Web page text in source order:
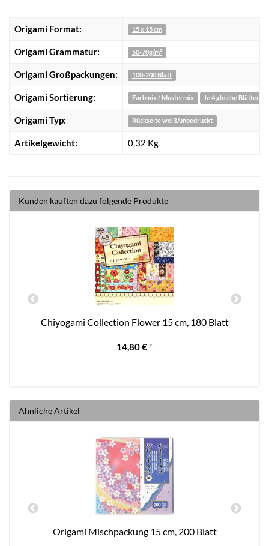
Origami Format: 15 x 15 cm
Origami Grammatur: 50-70g/m²
Origami Großpackungen: 100-200 Blatt
Origami Sortierung: Farbmix / Mustermix Je 4 gleiche Blätter
Origami Typ: Rückseite weiß/unbedruckt
Artikelgewicht: 0,32 Kg
Kunden kauften dazu folgende Produkte
Chiyogami Collection Flower 15 cm, 180 Blatt
14,80 € *
Ähnliche Artikel
Origami Mischpackung 15 cm, 200 Blatt